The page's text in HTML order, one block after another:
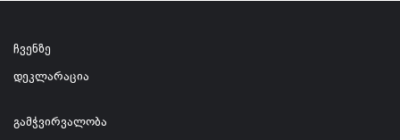
ჩვენზე
დეკლარაცია
გამჭვირვალობა